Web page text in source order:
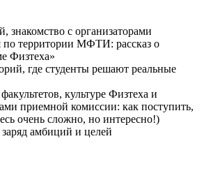
знакомство с организаторами
по территории МФТИ: рассказ о
Физтеха»
где студенты решают реальные
культуре Физтеха и
приемной комиссии: как поступить,
очень сложно, но интересно!)
амбиций и целей